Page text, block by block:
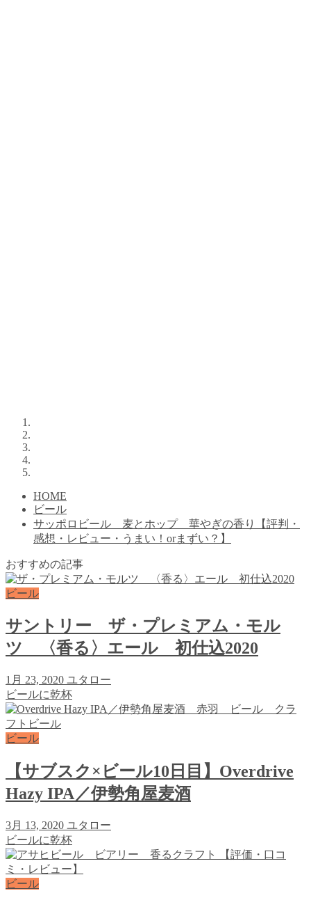
HOME
ビール
サッポロビール 麦とホップ 華やぎの香り【評判・
感想・レビュー・うまい！orまずい？】
おすすめの記事
ビール
サントリー ザ・プレミアム・モル
ツ 〈香る〉エール 初仕込2020
1月 23, 2020 ユタロー
ビールに乾杯
ビール
【サブスク×ビール10日目】Overdrive
Hazy IPA／伊勢角屋麦酒
3月 13, 2020 ユタロー
ビールに乾杯
ビール